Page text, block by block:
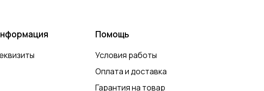
Помощь
Условия работы
Оплата и доставка
Гарантия на товар